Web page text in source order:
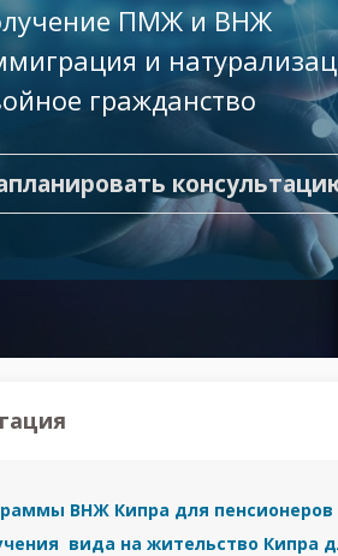
ПМЖ и ВНЖ
и
гражданство
ВНЖ Кипра для
вида на жительство Кипра